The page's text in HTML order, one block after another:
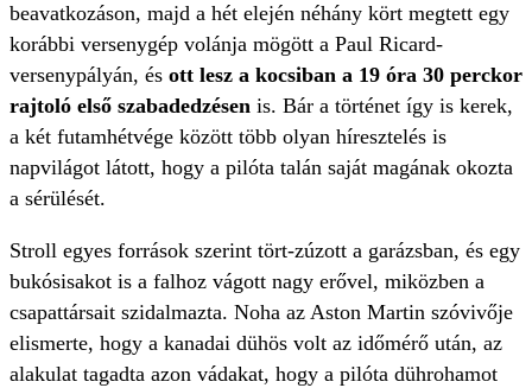
beavatkozáson, majd a hét elején néhány kört megtett egy
korábbi versenygép volánja mögött a Paul Ricard-
versenypályán, és ott lesz a kocsiban a 19 óra 30 perckor
rajtoló első szabadedzésen is. Bár a történet így is kerek,
a két futamhétvége között több olyan híresztelés is
napvilágot látott, hogy a pilóta talán saját magának okozta
a sérülését.
Stroll egyes források szerint tört-zúzott a garázsban, és egy
bukósisakot is a falhoz vágott nagy erővel, miközben a
csapattársait szidalmazta. Noha az Aston Martin szóvivője
elismerte, hogy a kanadai dühös volt az időmérő után, az
alakulat tagadta azon vádakat, hogy a pilóta dührohamot